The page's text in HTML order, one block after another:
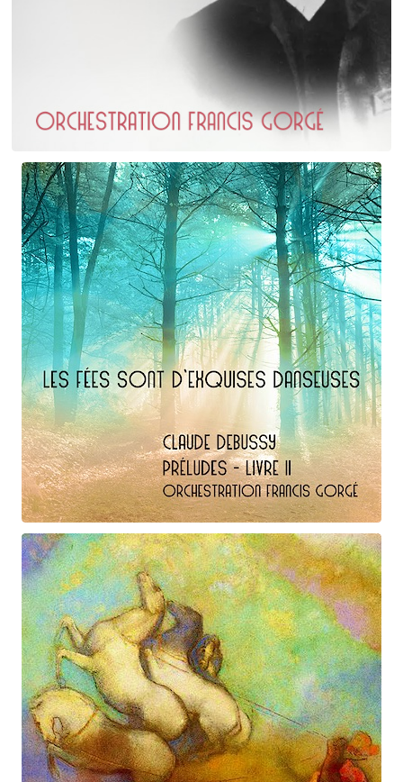
Erik Satie
D'une manière particulière
Claude Debussy
Les fées ...